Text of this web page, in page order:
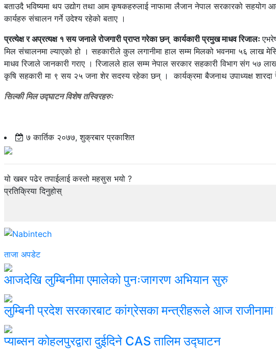
बताउदै भविष्यमा थप उद्योग तथा आम कृषकहरुलाई नाफामा लैजान नेपाल सरकारको
कार्यहरु संचालन गर्ने उदेश्य रहेको बताए ।
प्रत्येक्ष र अप्रत्यक्ष १ सय जनाले रोजगारी प्राप्त गरेका छन् कार्यकारी प्रमुख माधव रिजालः
मिल संचालनमा ल्याएको हो । सहकारीले कुल लगानीमा हाल सम्म मिलको भवनमा ५६ लाख
माधव रिजाले जानकारी गराए । रिजालले हाल सम्म नेपाल सरकार सहकारी विभाग संग ५७
कृषि सहकारी मा ९ सय २५ जना शेर सदस्य रहेका छन् । कार्यक्रमा बैजनाथ उपाध्यक्ष शारदा
सिल्की मिल उद्घाटन विशेष तस्विरहरुः
७ कार्तिक २०७७, शुक्रबार प्रकाशित
यो खबर पढेर तपाईलाई कस्तो महसुस भयो ?
प्रतिक्रिया दिनुहोस्
ताजा अपडेट
आजदेखि लुम्बिनीमा एमालेको पुनःजागरण अभियान सुरु
लुम्बिनी प्रदेश सरकारबाट कांग्रेसका मन्त्रीहरूले आज राजीनामा
प्याब्सन कोहलपुरद्वारा दुईदिने CAS तालिम उद्घाटन